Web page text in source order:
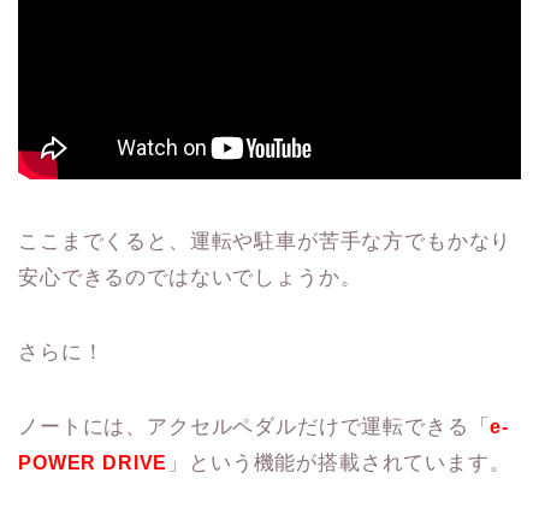
ここまでくると、運転や駐車が苦手な方でもかなり
安心できるのではないでしょうか。
さらに！
ノートには、アクセルペダルだけで運転できる「e-
POWER DRIVE 」という機能が搭載されています。